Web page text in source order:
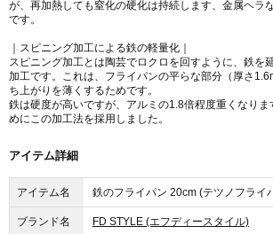
が、再加熱しても窒化の硬化は持続します、金属ヘラ
です。
｜スピニング加工による鉄の軽量化｜
スピニング加工とは陶芸でロクロを回すように、鉄を
加工です。これは、フライパンの平らな部分（厚さ
ち上がりを薄くするためです。
鉄は硬度が高いですが、アルミの1.8倍程度重くなり
めにこの加工法を採用しました。
アイテム詳細
アイテム名 鉄のフライパン 20cm (テツノフライ
ブランド名 FD STYLE (エフディースタイル)